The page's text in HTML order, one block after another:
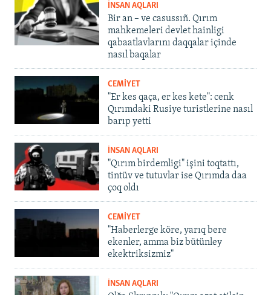
İNSAN AQLARI
Bir an – ve casussıñ. Qırım
mahkemeleri devlet hainligi
qabaatlavlarını daqqalar içinde
nasıl baqalar
CEMİYET
"Er kes qaça, er kes kete": cenk
Qırımdaki Rusiye turistlerine nasıl
barıp yetti
İNSAN AQLARI
"Qırım birdemligi" işini toqtattı,
tintüv ve tutuvlar ise Qırımda daa
çoq oldı
CEMİYET
"Haberlerge köre, yarıq bere
ekenler, amma biz bütünley
ekektriksizmiz"
İNSAN AQLARI